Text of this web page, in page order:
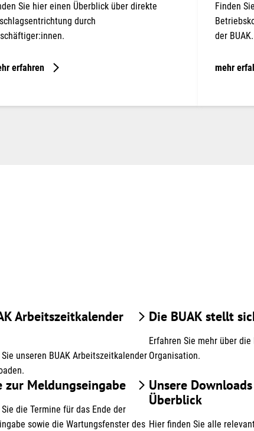
Sie hier einen Überblick über direkte
durch
erfahren
Finden
der BUAK.
mehr
Arbeitszeitkalender
unseren BUAK Arbeitszeitkalender
Die BUAK stellt
Erfahren Sie mehr über die
Organisation.
zur Meldungseingabe
die Termine für das Ende der
sowie die Wartungsfenster des
Unsere
Überblick
Hier finden Sie alle